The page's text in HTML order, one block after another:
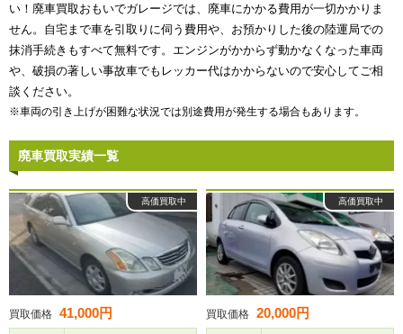
い！廃車買取おもいでガレージでは、廃車にかかる費用が一切かかりま
せん。自宅まで車を引取りに伺う費用や、お預かりした後の陸運局での
抹消手続きもすべて無料です。エンジンがかからず動かなくなった車両
や、破損の著しい事故車でもレッカー代はかからないので安心してご相
談ください。
※車両の引き上げが困難な状況では別途費用が発生する場合もあります。
廃車買取実績一覧
高価買取中
買取価格 41,000円
高価買取中
買取価格 20,000円